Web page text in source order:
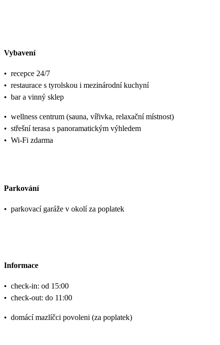
Vybavení
• recepce 24/7
• restaurace s tyrolskou i mezinárodní kuchyní
• bar a vinný sklep
• wellness centrum (sauna, vířivka, relaxační místnost)
• střešní terasa s panoramatickým výhledem
• Wi-Fi zdarma
Parkování
• parkovací garáže v okolí za poplatek
Informace
• check-in: od 15:00
• check-out: do 11:00
• domácí mazlíčci povoleni (za poplatek)